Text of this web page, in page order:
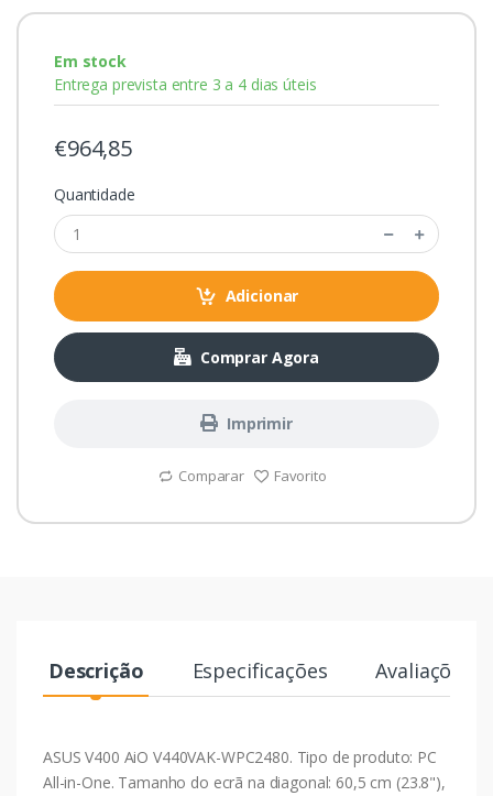
Em stock
Entrega prevista entre 3 a 4 dias úteis
€964,85
Quantidade
Adicionar
Comprar Agora
Imprimir
Comparar Favorito
Descrição Especificações Avaliações
ASUS V400 AiO V440VAK-WPC2480. Tipo de produto: PC
All-in-One. Tamanho do ecrã na diagonal: 60,5 cm (23.8"),